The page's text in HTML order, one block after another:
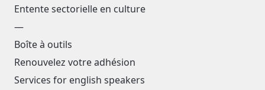
Entente sectorielle en culture
—
Boîte à outils
Renouvelez votre adhésion
Services for english speakers